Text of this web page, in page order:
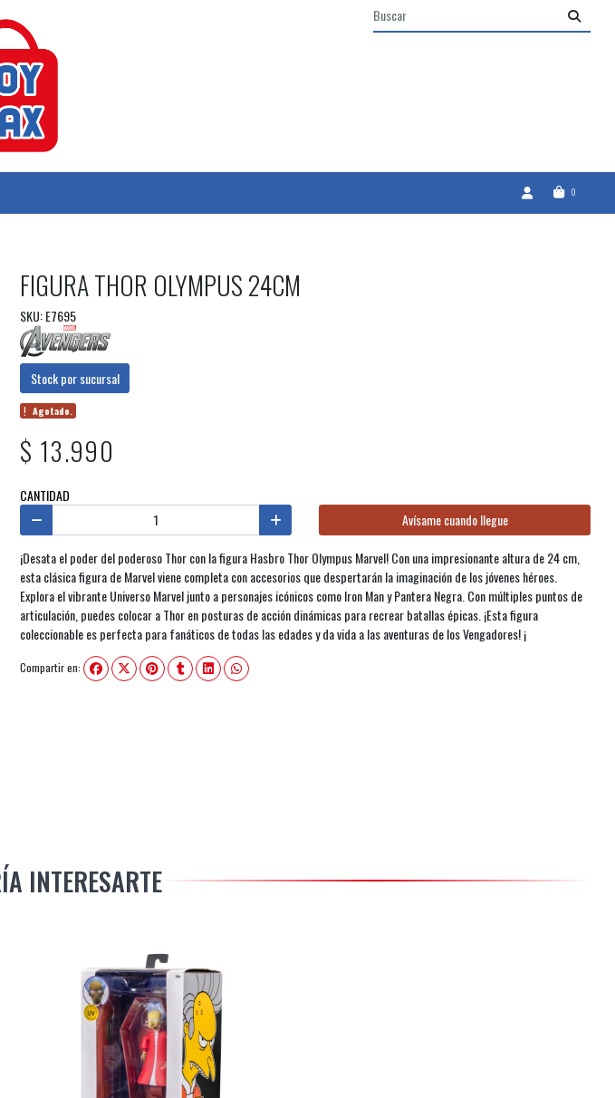
0
FIGURA THOR OLYMPUS 24CM
SKU: E7695
Stock por sucursal
Agotado.
$ 13.990
CANTIDAD
Avísame cuando llegue
¡Desata el poder del poderoso Thor con la figura Hasbro Thor Olympus Marvel! Con una impresionante altura de 24 cm,
esta clásica figura de Marvel viene completa con accesorios que despertarán la imaginación de los jóvenes héroes.
Explora el vibrante Universo Marvel junto a personajes icónicos como Iron Man y Pantera Negra. Con múltiples puntos de
articulación, puedes colocar a Thor en posturas de acción dinámicas para recrear batallas épicas. ¡Esta figura
coleccionable es perfecta para fanáticos de todas las edades y da vida a las aventuras de los Vengadores! ¡
Compartir en:
INTERESARTE